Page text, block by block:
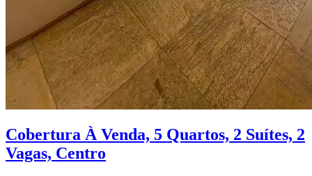
Cobertura À Venda, 5 Quartos, 2 Suítes, 2
Vagas, Centro